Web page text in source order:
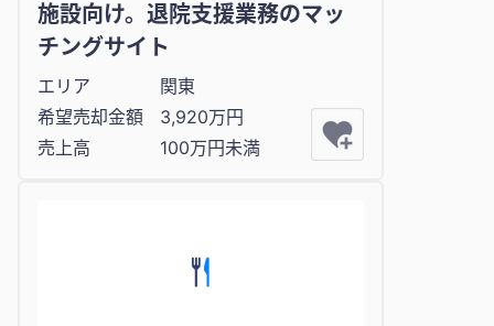
施設向け。退院支援業務のマッ
チングサイト
エリア
関東
希望売却金額
3,920万円
売上高
100万円未満